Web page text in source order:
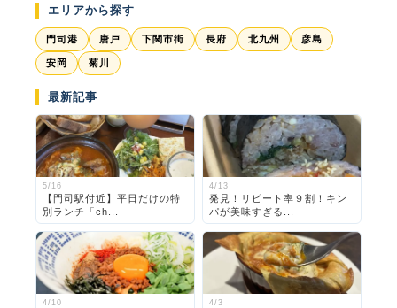
エリアから探す
門司港 唐戸 下関市街 長府 北九州 彦島
安岡 菊川
最新記事
5/16
【門司駅付近】平日だけの特
別ランチ「ch...
4/13
発見！リピート率９割！キン
パが美味すぎる...
4/10 4/3